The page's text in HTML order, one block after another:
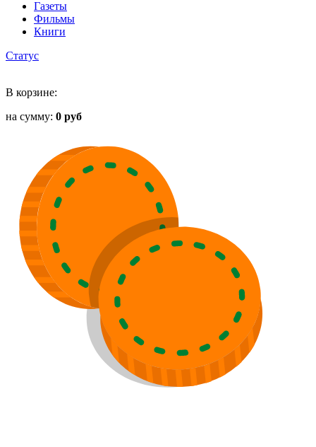
Газеты
Фильмы
Книги
Статус
В корзине:
на сумму: 0 руб